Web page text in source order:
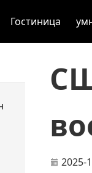
Гостиница